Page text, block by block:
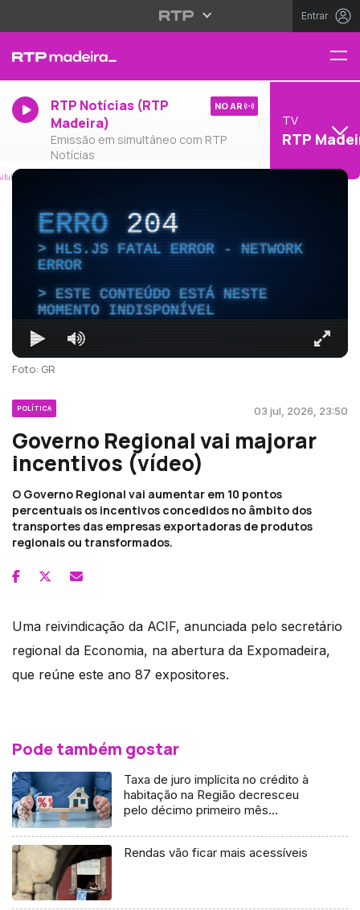
Entrar
RTP Notícias (RTP
Madeira)
Emissão em simultâneo com RTP
Notícias
NO AR
TV
RTP
ERRO204
HLS.JS FATAL ERROR - NETWORK
ERROR
ESTE CONTEÚDO ESTÁ NESTE
MOMENTO INDISPONÍVEL
Foto: GR
POLÍTICA 03 jul, 2026, 23:50
Governo Regional vai majorar
incentivos (vídeo)
O Governo Regional vai aumentar em 10 pontos
percentuais os incentivos concedidos no âmbito dos
transportes das empresas exportadoras de produtos
regionais ou transformados.
Uma reivindicação da ACIF, anunciada pelo secretário
regional da Economia, na abertura da Expomadeira,
que reúne este ano 87 expositores.
Pode também gostar
Taxa de juro implícita no crédito à
habitação na Região decresceu
pelo décimo primeiro mês
Rendas vão ficar mais acessíveis